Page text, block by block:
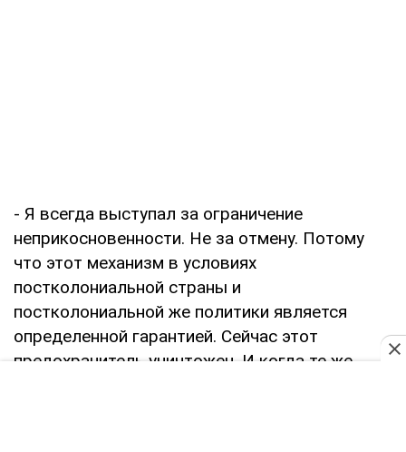
- Я всегда выступал за ограничение
неприкосновенности. Не за отмену. Потому
что этот механизм в условиях
постколониальной страны и
постколониальной же политики является
определенной гарантией. Сейчас этот
предохранитель уничтожен. И когда те же